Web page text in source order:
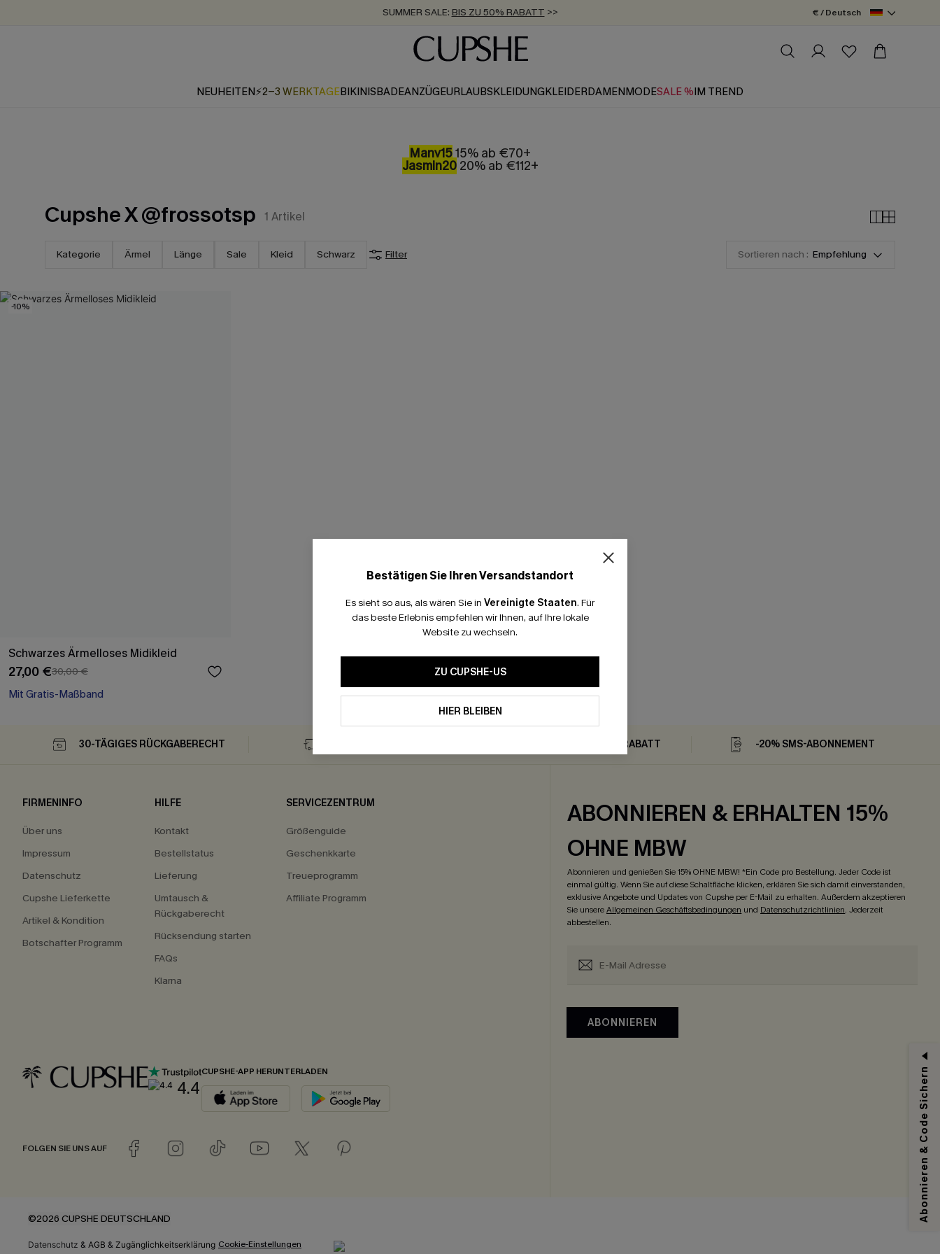
SUMMER SALE: BIS ZU 50% RABATT >>
ZUM NEWSLETTER:BIS ZU -20% EXTRA ERHALTEN
KOSTENLOSER VERSAND AB 89 €
€ / Deutsch
NEUHEITEN⚡2-3 WERKTAGEBIKINISBADEANZÜGEURLAUBSKLEIDUNGKLEIDERDAMENMODESALE %IM TREND
Many1515% ab €70+
Jasmin2020% ab €112+
Cupshe X @frossotsp 1 Artikel
Kategorie Ärmel Länge Sale Kleid Schwarz Filter Sortieren nach : Empfehlung
-10%
Schwarzes Ärmelloses Midikleid
27,00 €30,00 €
Mit Gratis-Maßband
Bestätigen Sie Ihren Versandstandort
Es sieht so aus, als wären Sie in Vereinigte Staaten. Für
das beste Erlebnis empfehlen wir Ihnen, auf Ihre lokale
Website zu wechseln.
ZU CUPSHE-US
HIER BLEIBEN
30-TÄGIGES RÜCKGABERECHT -15% NEWSLETTER-RABATT -20% SMS-ABONNEMENT
FIRMENINFO
Über uns
Impressum
Datenschutz
Cupshe Lieferkette
Artikel & Kondition
Botschafter Programm
HILFE
Kontakt
Bestellstatus
Lieferung
Umtausch &
Rückgaberecht
Rücksendung starten
FAQs
Klarna
SERVICEZENTRUM
Größenguide
Geschenkkarte
Treueprogramm
Affiliate Programm
4.4
CUPSHE-APP HERUNTERLADEN
FOLGEN SIE UNS AUF
ABONNIEREN & ERHALTEN 15%
OHNE MBW
Abonnieren und genießen Sie 15% OHNE MBW! *Ein Code pro Bestellung. Jeder Code ist
einmal gültig. Wenn Sie auf diese Schaltfläche klicken, erklären Sie sich damit einverstanden,
exklusive Angebote und Updates von Cupshe per E-Mail zu erhalten. Außerdem akzeptieren
Sie unsereAllgemeinen Geschäftsbedingungen und Datenschutzrichtlinien. Jederzeit
abbestellen.
ABONNIEREN
©2026 CUPSHE DEUTSCHLAND
Datenschutz & AGB & Zugänglichkeitserklärung Cookie-Einstellungen
Abonnieren & Code Sichern